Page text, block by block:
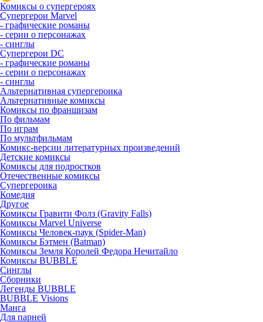
Комиксы о супергероях
Супергерои Marvel
- графические романы
- серии о персонажах
- синглы
Супергерои DC
- графические романы
- серии о персонажах
- синглы
Альтернативная супергероика
Альтернативные комиксы
Комиксы по франшизам
По фильмам
По играм
По мультфильмам
Комикс-версии литературных произведений
Детские комиксы
Комиксы для подростков
Отечественные комиксы
Супергероика
Комедия
Другое
Комиксы Гравити Фолз (Gravity Falls)
Комиксы Marvel Universe
Комиксы Человек-паук (Spider-Man)
Комиксы Бэтмен (Batman)
Комиксы Земля Королей Федора Нечитайло
Комиксы BUBBLE
Синглы
Сборники
Легенды BUBBLE
BUBBLE Visions
Манга
Для парней